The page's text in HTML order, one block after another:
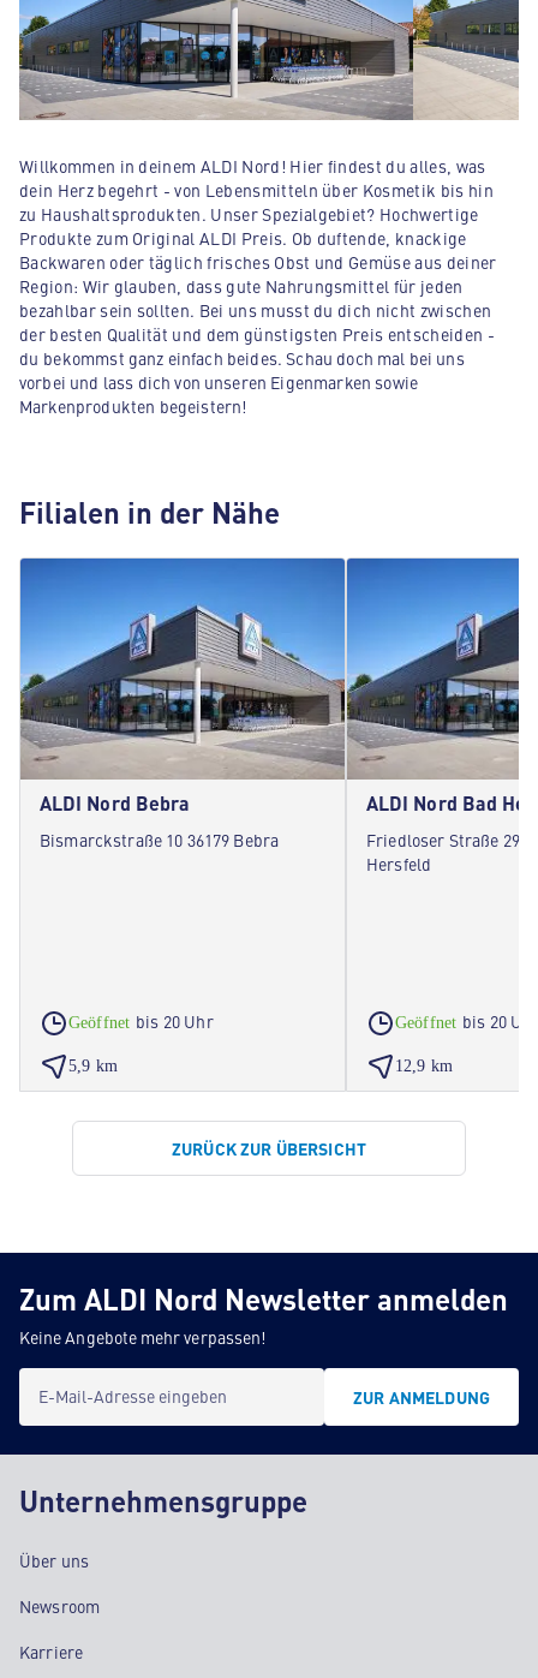
Willkommen in deinem ALDI Nord! Hier findest du alles, was
dein Herz begehrt - von Lebensmitteln über Kosmetik bis hin
zu Haushaltsprodukten. Unser Spezialgebiet? Hochwertige
Produkte zum Original ALDI Preis. Ob duftende, knackige
Backwaren oder täglich frisches Obst und Gemüse aus deiner
Region: Wir glauben, dass gute Nahrungsmittel für jeden
bezahlbar sein sollten. Bei uns musst du dich nicht zwischen
der besten Qualität und dem günstigsten Preis entscheiden -
du bekommst ganz einfach beides. Schau doch mal bei uns
vorbei und lass dich von unseren Eigenmarken sowie
Markenprodukten begeistern!
Filialen in der Nähe
ALDI Nord Bebra
Bismarckstraße 10 36179 Bebra
Geöffnet bis 20 Uhr
5,9 km
ALDI Nord Bad
Friedloser Straße 29
Hersfeld
Geöffnet bis 20
12,9 km
ZURÜCK ZUR ÜBERSICHT
Zum ALDI Nord Newsletter anmelden
Keine Angebote mehr verpassen!
E-Mail-Adresse eingeben ZUR ANMELDUNG
Unternehmensgruppe
Über uns
Newsroom
Karriere